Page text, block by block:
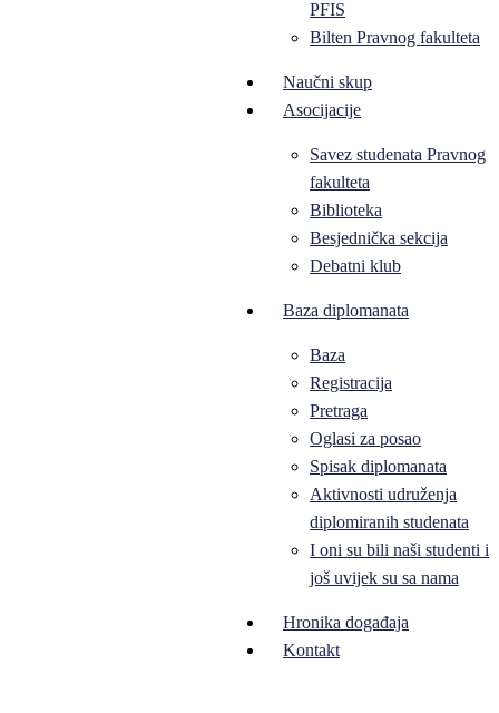
PFIS
Bilten Pravnog fakulteta
Naučni skup
Asocijacije
Savez studenata Pravnog
fakulteta
Biblioteka
Besjednička sekcija
Debatni klub
Baza diplomanata
Baza
Registracija
Pretraga
Oglasi za posao
Spisak diplomanata
Aktivnosti udruženja
diplomiranih studenata
I oni su bili naši studenti i
još uvijek su sa nama
Hronika događaja
Kontakt